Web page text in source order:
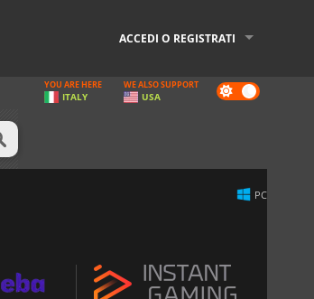
ACCEDI O REGISTRATI
Dark
mode
YOU ARE HERE
ITALY
WE ALSO SUPPORT
USA
PC